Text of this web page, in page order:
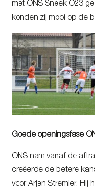
met ONS Sneek O23
konden zij mooi op de
Goede openingsfase
ONS nam vanaf de
creëerde de betere
voor Arjen Stremler. Hij